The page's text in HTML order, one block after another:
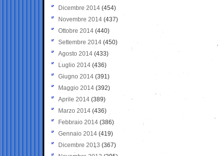
Dicembre 2014 (454)
Novembre 2014 (437)
Ottobre 2014 (440)
Settembre 2014 (450)
Agosto 2014 (433)
Luglio 2014 (436)
Giugno 2014 (391)
Maggio 2014 (392)
Aprile 2014 (389)
Marzo 2014 (436)
Febbraio 2014 (386)
Gennaio 2014 (419)
Dicembre 2013 (367)